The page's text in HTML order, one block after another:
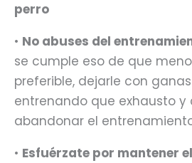
perro
• No abuses del
se cumple eso de que
preferible, dejarle con
entrenando que exhausto y
abandonar el
• Esfuérzate por mantener